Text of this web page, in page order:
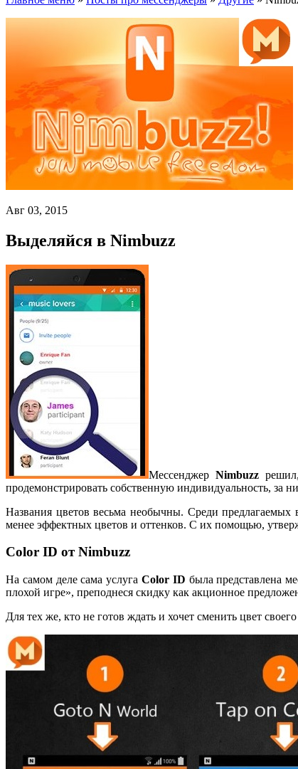
Авг 03, 2015
Выделяйся в Nimbuzz
МессенджерNimbuzz
продемонстрировать собственную индивидуальность,
Названия цветов весьма необычны. Среди
менее эффектных цветов и оттенков. С их помощью,
Color ID от Nimbuzz
На самом деле сама услугаColor ID была представлена
плохой игре», преподнеся скидку как акционное
Для тех же, кто не готов ждать и хочет сменить цвет